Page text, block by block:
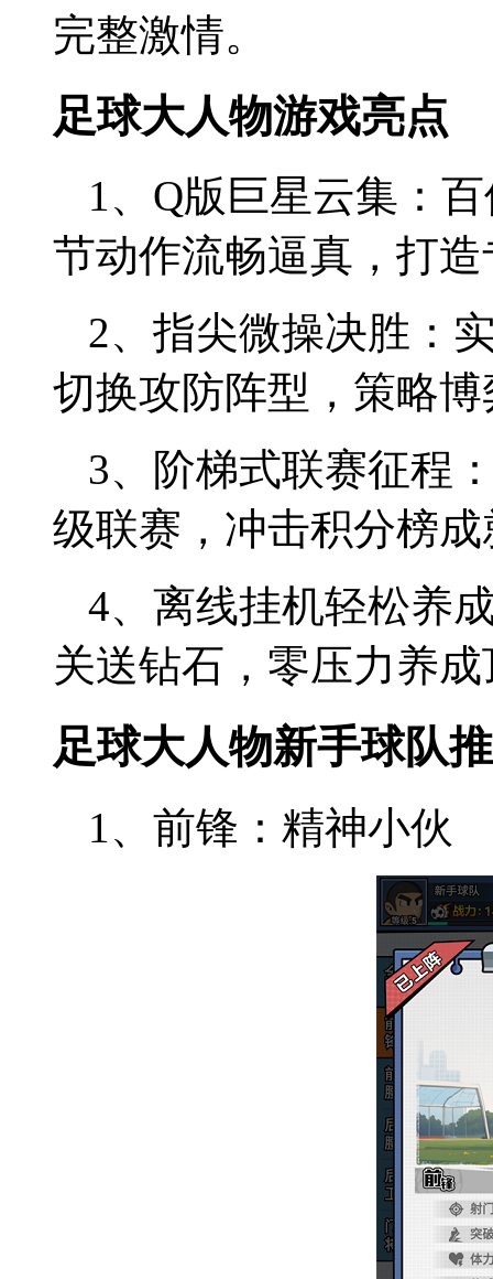
完整激情。
足球大人物游戏亮点
1、Q版巨星云集：
节动作流畅逼真，打
2、指尖微操决胜：
切换攻防阵型，策略
3、阶梯式联赛征程
级联赛，冲击积分榜
4、离线挂机轻松养
关送钻石，零压力养
足球大人物新手球队
1、前锋：精神小伙